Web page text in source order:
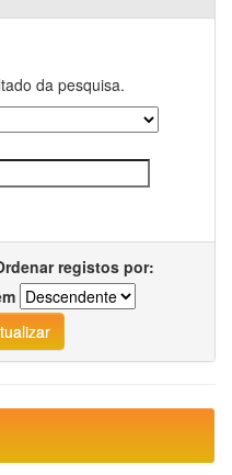
da pesquisa.
registos por: